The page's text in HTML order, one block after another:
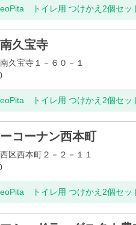
トイレ用 つけかえ2個セッ
久宝寺
久宝寺１－６０－１
トイレ用 つけかえ2個セッ
コーナン西本町
区西本町２－２－１１
トイレ用 つけかえ2個セッ